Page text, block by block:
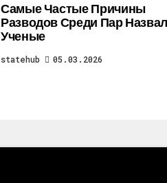
Самые Частые Причины
Разводов Среди Пар
Ученые
statehub 05.03.2026